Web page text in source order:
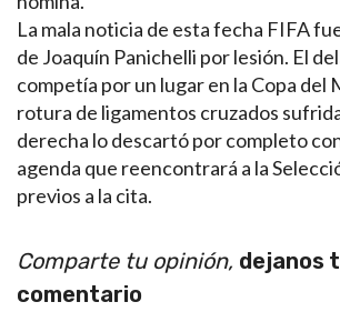
La mala noticia de esta fecha FIFA
de Joaquín Panichelli por lesión. El
competía por un lugar en la Copa del
rotura de ligamentos cruzados
derecha lo descartó por completo
agenda que reencontrará a la
previos a la cita.
Comparte tu opinión, dejanos
comentario